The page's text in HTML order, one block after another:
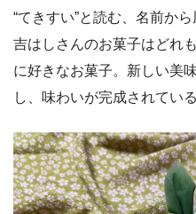
“てきすい”と読む、名前か
吉はしさんのお菓子はどれ
に好きなお菓子。新しい美
し、味わいが完成されてい